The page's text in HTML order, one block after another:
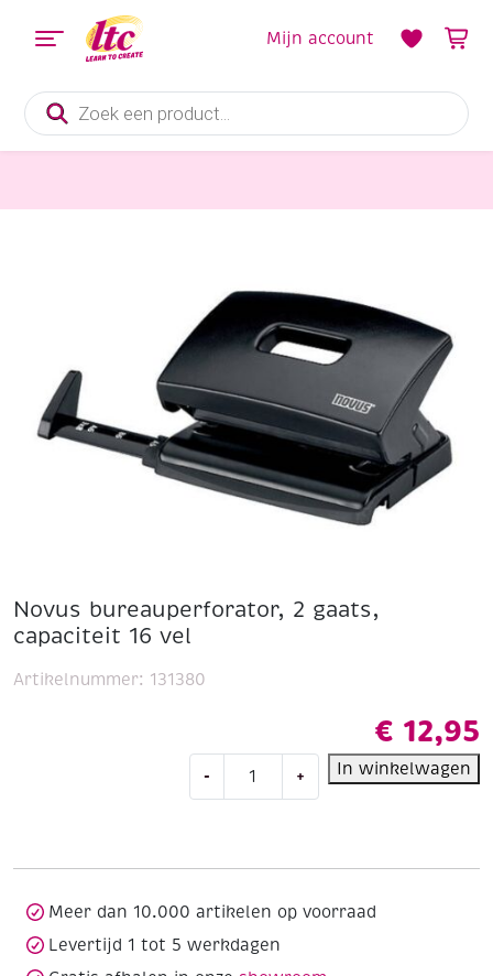
Producten
zoeken
Mijn account
Novus bureauperforator, 2 gaats,
capaciteit 16 vel
€ 12,95
-
bureauperforator,
vel
+ In winkelwagen
Artikelnummer: 131380
Meer dan 10.000 artikelen op voorraad
Levertijd 1 tot 5 werkdagen